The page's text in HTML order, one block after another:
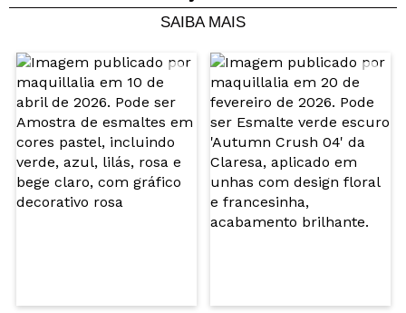
Compartilhar um vídeo ou uma foto
Seu vídeo pode ser o primeiro. Imagine isso...
Recomenda esta compra? Sim Não
5/5
SAIBA MAIS